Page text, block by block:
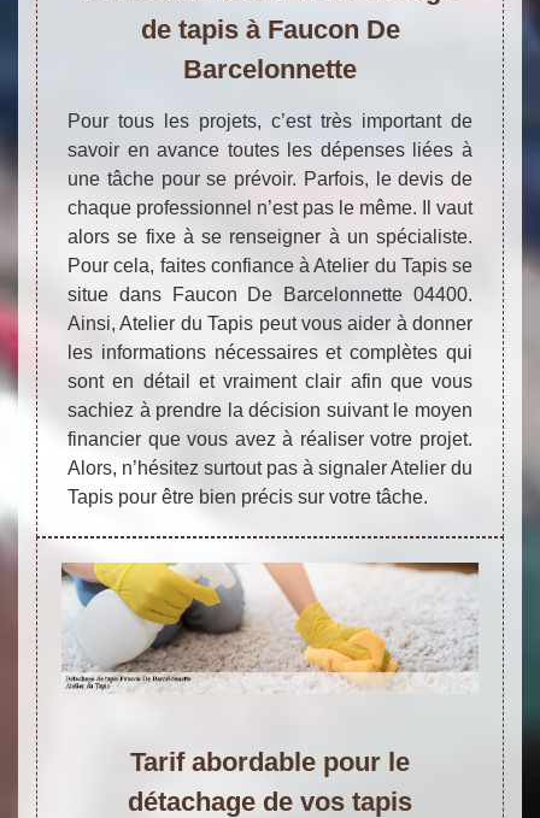
de tapis à Faucon De
Barcelonnette
Pour tous les projets, c’est très important de
savoir en avance toutes les dépenses liées à
une tâche pour se prévoir. Parfois, le devis de
chaque professionnel n’est pas le même. Il vaut
alors se fixe à se renseigner à un spécialiste.
Pour cela, faites confiance à Atelier du Tapis se
situe dans Faucon De Barcelonnette 04400.
Ainsi, Atelier du Tapis peut vous aider à donner
les informations nécessaires et complètes qui
sont en détail et vraiment clair afin que vous
sachiez à prendre la décision suivant le moyen
financier que vous avez à réaliser votre projet.
Alors, n’hésitez surtout pas à signaler Atelier du
Tapis pour être bien précis sur votre tâche.
Tarif abordable pour le
détachage de vos tapis